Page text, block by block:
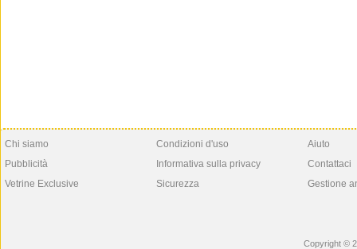
Chi siamo
Pubblicità
Vetrine Exclusive
Condizioni d'uso
Informativa sulla privacy
Sicurezza
Aiuto
Contattaci
Gestione
Copyright ©